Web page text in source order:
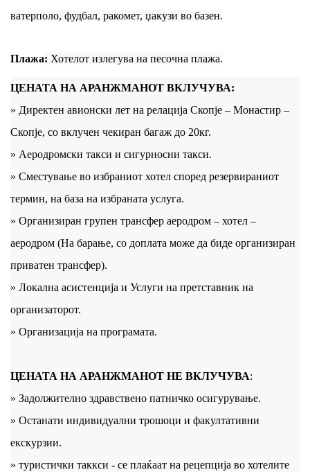
ватерполо, фудбал, ракомет, џакузи во базен.
Плажа: Хотелот излегува на песочна плажа.
ЦЕНАТА НА АРАНЖМАНОТ ВКЛУЧУВА:
» Директен авионски лет на релација Скопје – Монастир –
Скопје, со вклучен чекиран багаж до 20кг.
» Аеродромски такси и сигурносни такси.
» Сместување во избраниот хотел според резервираниот
термин, на база на избраната услуга.
» Организиран групен трансфер аеродром – хотел –
аеродром (На барање, со доплата може да биде организиран
приватен трансфер).
» Локална асистенција и Услуги на претставник на
организаторот.
» Организација на програмата.
ЦЕНАТА НА АРАНЖМАНОТ НЕ ВКЛУЧУВА:
» Задолжително здравствено патничко осигурување.
» Останати индивидуални трошоци и факултативни
екскурзии.
» туристички таккси - се плаќаат на рецепција во хотелите